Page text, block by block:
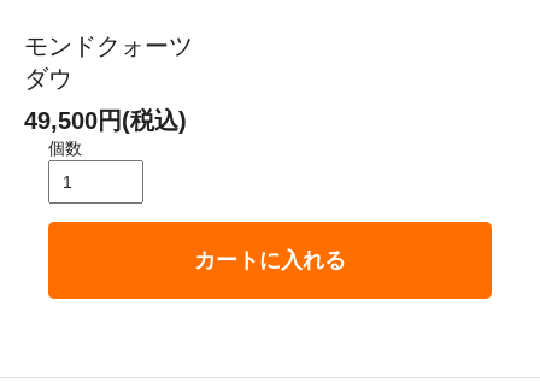
モンドクォーツ
ダウ
49,500円(税込)
個数
カートに入れる